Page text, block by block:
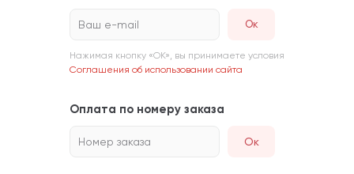
Ваш e-mail
Нажимая кнопку «ОК», вы принимаете условия
Соглашения об использовании сайта
Оплата по номеру заказа
Номер заказа Ок